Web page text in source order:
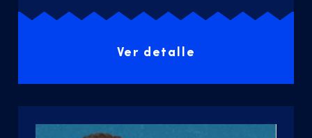
Ver detalle